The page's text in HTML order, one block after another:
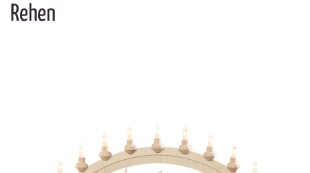
Rehen